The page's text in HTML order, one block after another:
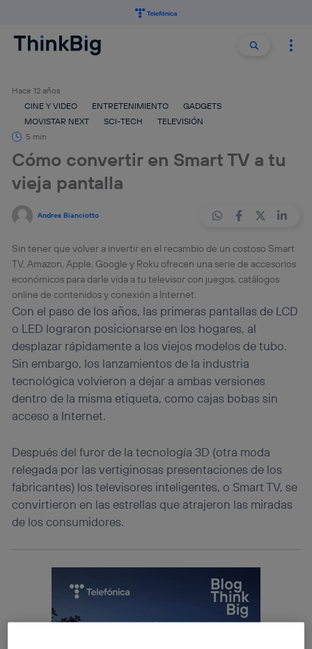
Buscar
Hace 12 años
CINE Y VIDEO
ENTRETENIMIENTO
GADGETS
MOVISTAR NEXT
SCI-TECH
TELEVISIÓN
5 min
Cómo convertir en Smart TV a tu
vieja pantalla
Andres Bianciotto
Sin tener que volver a invertir en el recambio de un costoso Smart
TV, Amazon, Apple, Google y Roku ofrecen una serie de accesorios
económicos para darle vida a tu televisor con juegos, catálogos
online de contenidos y conexión a Internet.
Con el paso de los años, las primeras pantallas de LCD
o LED lograron posicionarse en los hogares, al
desplazar rápidamente a los viejos modelos de tubo.
Sin embargo, los lanzamientos de la industria
tecnológica volvieron a dejar a ambas versiones
dentro de la misma etiqueta, como cajas bobas sin
acceso a Internet.
Después del furor de la tecnología 3D (otra moda
relegada por las vertiginosas presentaciones de los
fabricantes) los televisores inteligentes, o Smart TV, se
convirtieron en las estrellas que atrajeron las miradas
de los consumidores.